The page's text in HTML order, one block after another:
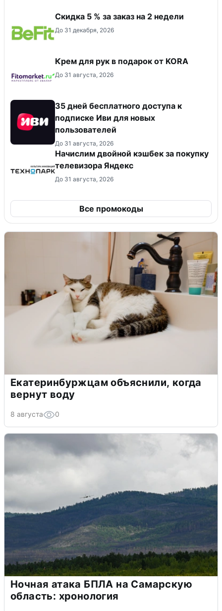
Скидка 5 % за заказ на 2 недели
До 31 декабря, 2026
Крем для рук в подарок от KORA
До 31 августа, 2026
35 дней бесплатного доступа к
подписке Иви для новых
пользователей
До 31 августа, 2026
Начислим двойной кэшбек за покупку
телевизора Яндекс
До 31 августа, 2026
Все промокоды
Екатеринбуржцам объяснили, когда
вернут воду
8 августа 0
Ночная атака БПЛА на Самарскую
область: хронология